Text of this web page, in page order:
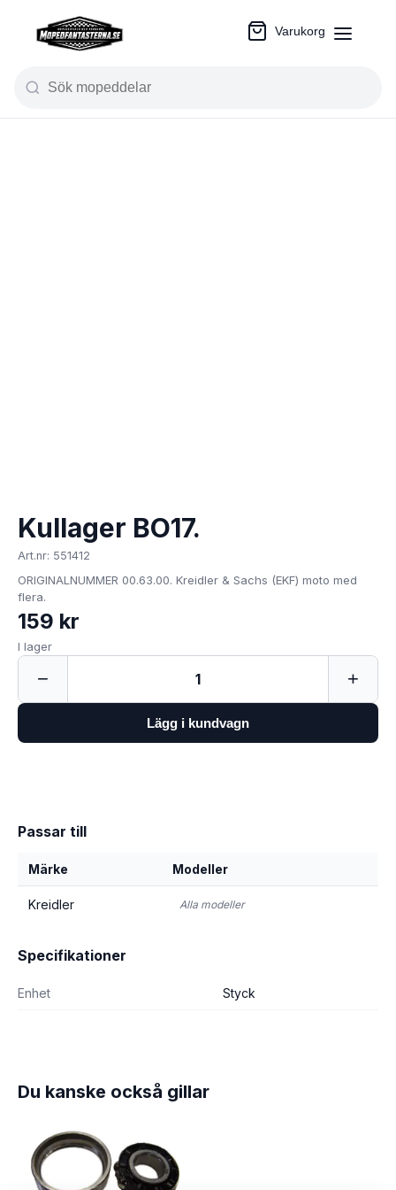
Varukorg
Kullager BO17.
Art.nr: 551412
ORIGINALNUMMER 00.63.00. Kreidler & Sachs (EKF) moto med
flera.
159 kr
I lager
− 1 +
Lägg i kundvagn
Passar till
Märke Modeller
Kreidler Alla modeller
Specifikationer
Enhet Styck
Du kanske också gillar